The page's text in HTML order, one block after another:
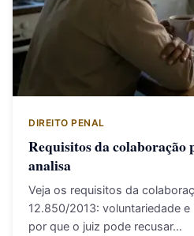
DIREITO PENAL
Requisitos da
analisa
Veja os requisitos da
12.850/2013: voluntariedade
por que o juiz pode recusar…